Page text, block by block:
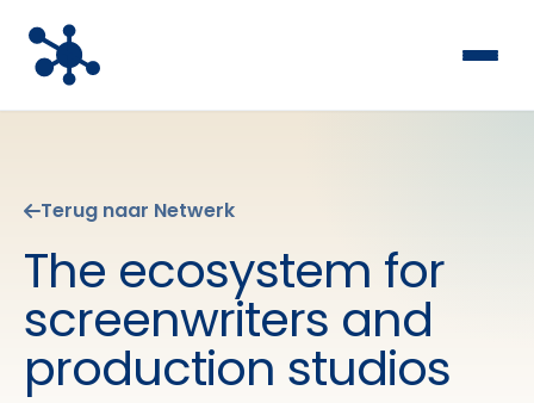
Terug naar Netwerk
The ecosystem for
screenwriters and
production studios